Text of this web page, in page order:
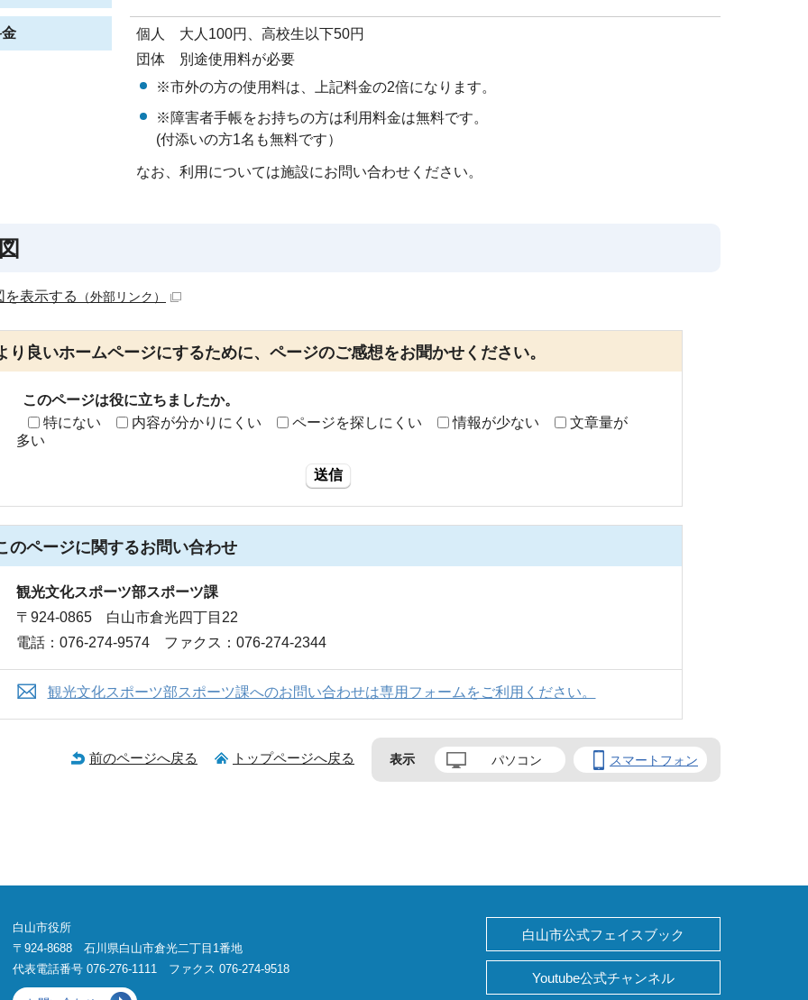
個人 大人100円、高校生以下50円
団体 別途使用料が必要
※市外の方の使用料は、上記料金の2倍になります。
※障害者手帳をお持ちの方は利用料金は無料です。
(付添いの方1名も無料です）
なお、利用については施設にお問い合わせください。
を表示する （外部リンク）
り良いホームページにするために、ページのご感想をお聞かせください。
このページは役に立ちましたか。
特にない
内容が分かりにくい ページを探しにくい 情報が少ない
文章量が
多い
送信
のページに関するお問い合わせ
観光文化スポーツ部スポーツ課
〒924-0865 白山市倉光四丁目22
電話：076-274-9574 ファクス：076-274-2344
観光文化スポーツ部スポーツ課へのお問い合わせは専用フォームをご利用ください。
前のページへ戻る トップページへ戻る 表示 パソコン スマートフォン
白山市役所
〒924-8688 石川県白山市倉光二丁目1番地
代表電話番号 076-276-1111 ファクス 076-274-9518
白山市公式フェイスブック
Youtube公式チャンネル